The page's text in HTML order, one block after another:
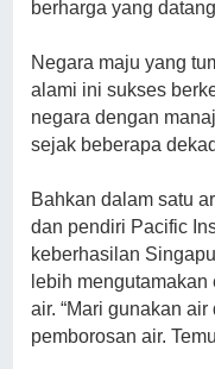
berharga yang
Negara maju yang
alami ini sukses
negara dengan
sejak beberapa
Bahkan dalam satu
dan pendiri Pacific
keberhasilan
lebih
air. “Mari gunakan
pemborosan air.